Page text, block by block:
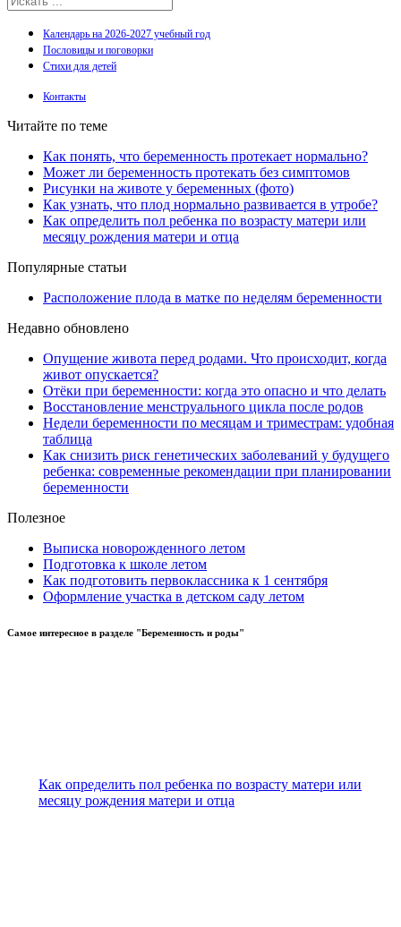
Календарь на 2026-2027 учебный год
Пословицы и поговорки
Стихи для детей
Контакты
Читайте по теме
Как понять, что беременность протекает нормально?
Может ли беременность протекать без симптомов
Рисунки на животе у беременных (фото)
Как узнать, что плод нормально развивается в утробе?
Как определить пол ребенка по возрасту матери или
месяцу рождения матери и отца
Популярные статьи
Расположение плода в матке по неделям беременности
Недавно обновлено
Опущение живота перед родами. Что происходит, когда
живот опускается?
Отёки при беременности: когда это опасно и что делать
Восстановление менструального цикла после родов
Недели беременности по месяцам и триместрам: удобная
таблица
Как снизить риск генетических заболеваний у будущего
ребенка: современные рекомендации при планировании
беременности
Полезное
Выписка новорожденного летом
Подготовка к школе летом
Как подготовить первоклассника к 1 сентября
Оформление участка в детском саду летом
Самое интересное в разделе "Беременность и роды"
Как определить пол ребенка по возрасту матери или
месяцу рождения матери и отца